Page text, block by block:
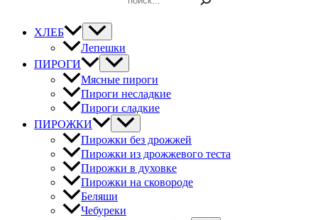
ХЛЕБ
Лепешки
ПИРОГИ
Мясные пироги
Пироги несладкие
Пироги сладкие
ПИРОЖКИ
Пирожки без дрожжей
Пирожки из дрожжевого теста
Пирожки в духовке
Пирожки на сковороде
Беляши
Чебуреки